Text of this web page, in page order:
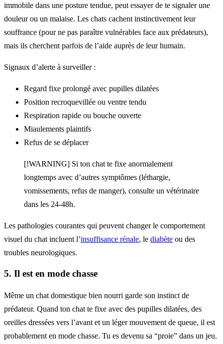
immobile dans une posture tendue, peut essayer de te signaler une
douleur ou un malaise. Les chats cachent instinctivement leur
souffrance (pour ne pas paraître vulnérables face aux prédateurs),
mais ils cherchent parfois de l’aide auprès de leur humain.
Signaux d’alerte à surveiller :
Regard fixe prolongé avec pupilles dilatées
Position recroquevillée ou ventre tendu
Respiration rapide ou bouche ouverte
Miaulements plaintifs
Refus de se déplacer
[!WARNING] Si ton chat te fixe anormalement
longtemps avec d’autres symptômes (léthargie,
vomissements, refus de manger), consulte un vétérinaire
dans les 24-48h.
Les pathologies courantes qui peuvent changer le comportement
visuel du chat incluent l’insuffisance rénale, le diabète ou des
troubles neurologiques.
5. Il est en mode chasse
Même un chat domestique bien nourri garde son instinct de
prédateur. Quand ton chat te fixe avec des pupilles dilatées, des
oreilles dressées vers l’avant et un léger mouvement de queue, il est
probablement en mode chasse. Tu es devenu sa “proie” dans un jeu.